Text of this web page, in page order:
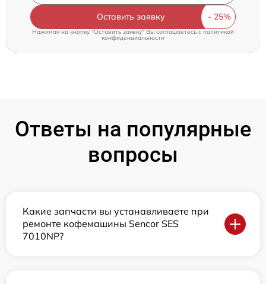
Оставить заявку
Нажимая на кнопку "Оставить заявку" Вы соглашаетесь cполитикой
конфиденциальности
Ответы на популярные
вопросы
Какие запчасти вы устанавливаете при
ремонте кофемашины Sencor SES
7010NP?